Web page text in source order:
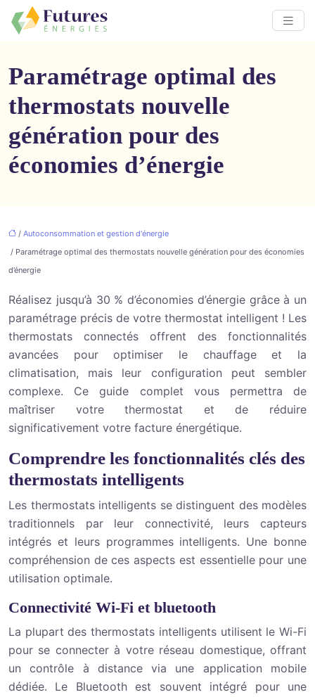
Paramétrage optimal des
thermostats nouvelle
génération pour des
économies d’énergie
/ Autoconsommation et gestion d'énergie
/ Paramétrage optimal des thermostats nouvelle génération pour des économies
d’énergie
Réalisez jusqu’à 30 % d’économies d’énergie grâce à un
paramétrage précis de votre thermostat intelligent ! Les
thermostats connectés offrent des fonctionnalités
avancées pour optimiser le chauffage et la
climatisation, mais leur configuration peut sembler
complexe. Ce guide complet vous permettra de
maîtriser votre thermostat et de réduire
significativement votre facture énergétique.
Comprendre les fonctionnalités clés des
thermostats intelligents
Les thermostats intelligents se distinguent des modèles
traditionnels par leur connectivité, leurs capteurs
intégrés et leurs programmes intelligents. Une bonne
compréhension de ces aspects est essentielle pour une
utilisation optimale.
Connectivité Wi-Fi et bluetooth
La plupart des thermostats intelligents utilisent le Wi-Fi
pour se connecter à votre réseau domestique, offrant
un contrôle à distance via une application mobile
dédiée. Le Bluetooth est souvent intégré pour une